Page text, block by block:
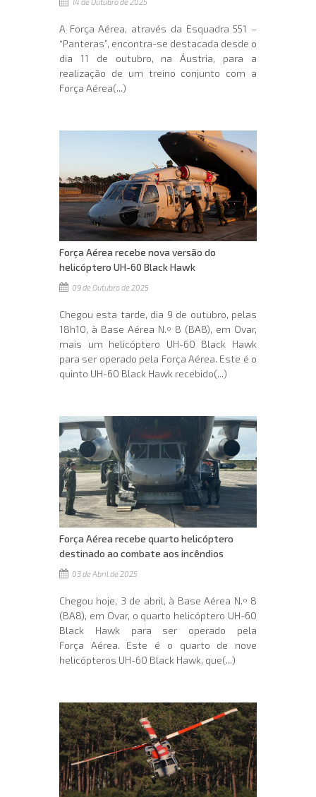
A Força Aérea, através da Esquadra 551 –
“Panteras”, encontra-se destacada desde o
dia 11 de outubro, na Áustria, para a
realização de um treino conjunto com a
Força Aérea(...)
Força Aérea recebe nova versão do
helicóptero UH-60 Black Hawk
09 de Outubro de 2025
Chegou esta tarde, dia 9 de outubro, pelas
18h10, à Base Aérea N.º 8 (BA8), em Ovar,
mais um helicóptero UH-60 Black Hawk
para ser operado pela Força Aérea. Este é o
quinto UH-60 Black Hawk recebido(...)
Força Aérea recebe quarto helicóptero
destinado ao combate aos incêndios
03 de Abril de 2025
Chegou hoje, 3 de abril, à Base Aérea N.º 8
(BA8), em Ovar, o quarto helicóptero UH-60
Black Hawk para ser operado pela
Força Aérea. Este é o quarto de nove
helicópteros UH-60 Black Hawk, que(...)